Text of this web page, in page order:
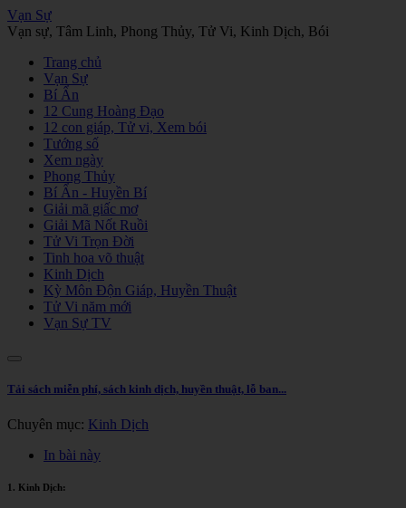
Vạn Sự
Vạn sự, Tâm Linh, Phong Thủy, Tử Vi, Kinh Dịch, Bói
Trang chủ
Vạn Sự
Bí Ẩn
12 Cung Hoàng Đạo
12 con giáp, Tử vi, Xem bói
Tướng số
Xem ngày
Phong Thủy
Bí Ẩn - Huyền Bí
Giải mã giấc mơ
Giải Mã Nốt Ruồi
Tử Vi Trọn Đời
Tinh hoa võ thuật
Kinh Dịch
Kỳ Môn Độn Giáp, Huyền Thuật
Tử Vi năm mới
Vạn Sự TV
Tải sách miễn phí, sách kinh dịch, huyền thuật, lỗ ban...
Chuyên mục: Kinh Dịch
In bài này
1. Kinh Dịch: